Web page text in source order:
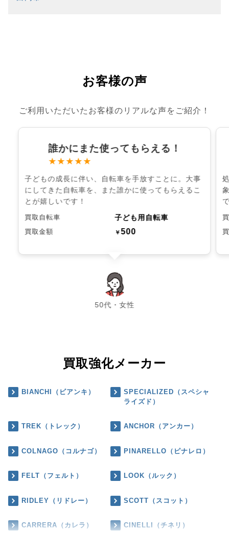
お客様の声
ご利用いただいたお客様のリアルな声をご紹介！
誰かにまた使ってもらえる！
★★★★★
子どもの成長に伴い、自転車を手放すことに。大事
にしてきた自転車を、また誰かに使ってもらえるこ
とが嬉しいです！
買取自転車 子ども用自転車
買取金額 ￥500
50代・女性
chevron_left chevron_right
買取強化メーカー
BIANCHI（ビアンキ）
SPECIALIZED（スペシャ
ライズド）
TREK（トレック） ANCHOR（アンカー）
COLNAGO（コルナゴ） PINARELLO（ピナレロ）
FELT（フェルト） LOOK（ルック）
RIDLEY（リドレー） SCOTT（スコット）
CARRERA（カレラ） CINELLI（チネリ）